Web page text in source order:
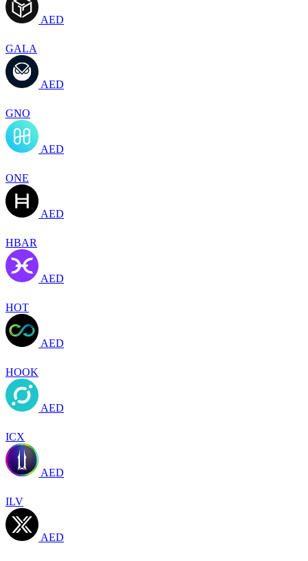
AED
GALA
AED
GNO
AED
ONE
AED
HBAR
AED
HOT
AED
HOOK
AED
ICX
AED
ILV
AED